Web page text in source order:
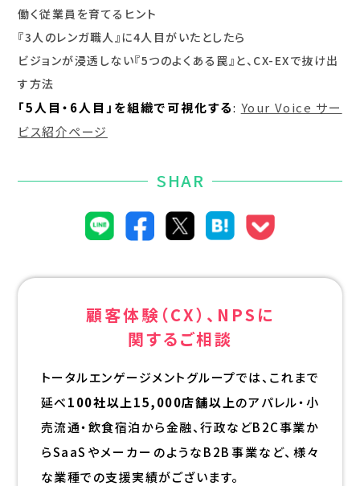
働く従業員を育てるヒント
『3人のレンガ職人』に4人目がいたとしたら
ビジョンが浸透しない『5つのよくある罠』と、CX-EXで抜け出
す方法
「5人目・6人目」を組織で可視化する: Your Voice サー
ビス紹介ページ
SHAR
顧客体験（CX）、NPSに
関するご相談
トータルエンゲージメントグループでは、これまで
延べ100社以上15,000店舗以上のアパレル・小
売流通・飲食宿泊から金融、行政などB2C事業か
らSaaSやメーカーのようなB2B事業など、様々
な業種での支援実績がございます。